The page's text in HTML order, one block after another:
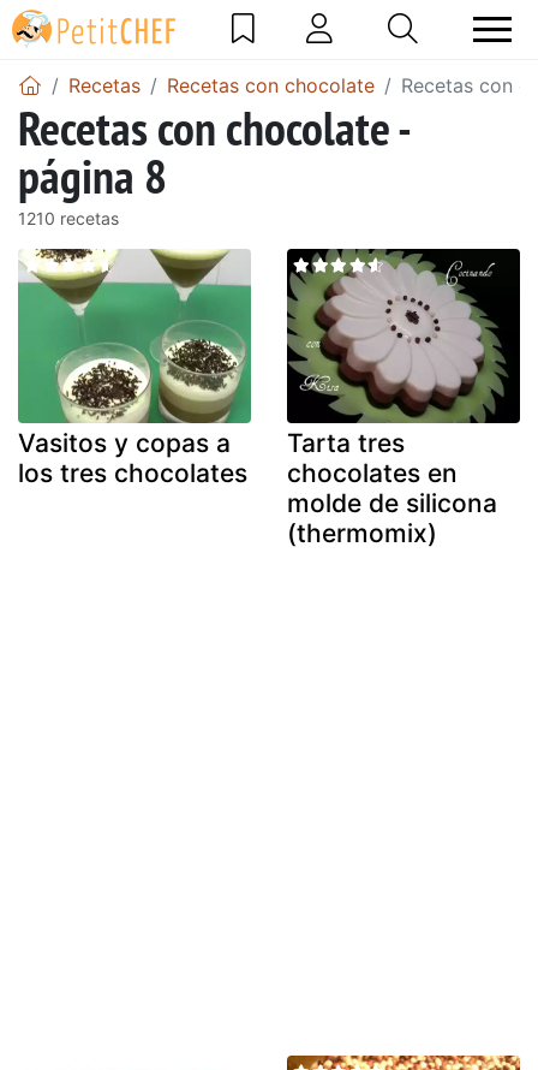
Recetas Recetas con chocolate Recetas con
Recetas con chocolate -
página 8
1210 recetas
Vasitos y copas a
los tres chocolates
Tarta tres
chocolates en
molde de silicona
(thermomix)